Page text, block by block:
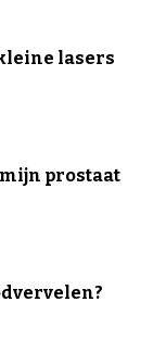
lasers
prostaat